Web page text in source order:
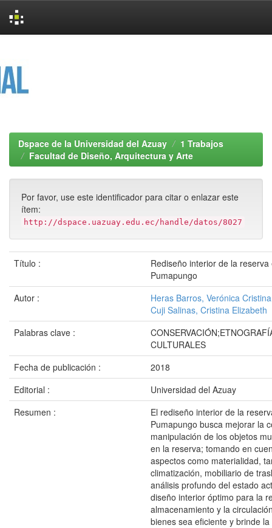
Dspace de la Universidad del Azuay
1 Trabajos
Facultad de Diseño, Arquitectura y Arte
Por favor, use este identificador para citar o enlazar este
ítem:
http://dspace.uazuay.edu.ec/handle/datos/8027
Título :
Rediseño interior de la
Pumapungo
Autor :
Heras Barros, Verónica Cristina
Cuji Salinas, Cristina Elizabeth
Palabras clave :
CULTURALES
Fecha de publicación :
2018
Editorial :
Universidad del Azuay
Resumen :
El rediseño interior de la
Pumapungo busca mejorar la
manipulación de los objetos
en la reserva; tomando en
aspectos como materialidad,
climatización, mobiliario de
análisis profundo del estado
diseño interior óptimo para la
almacenamiento y la
bienes sea eficiente y brinde